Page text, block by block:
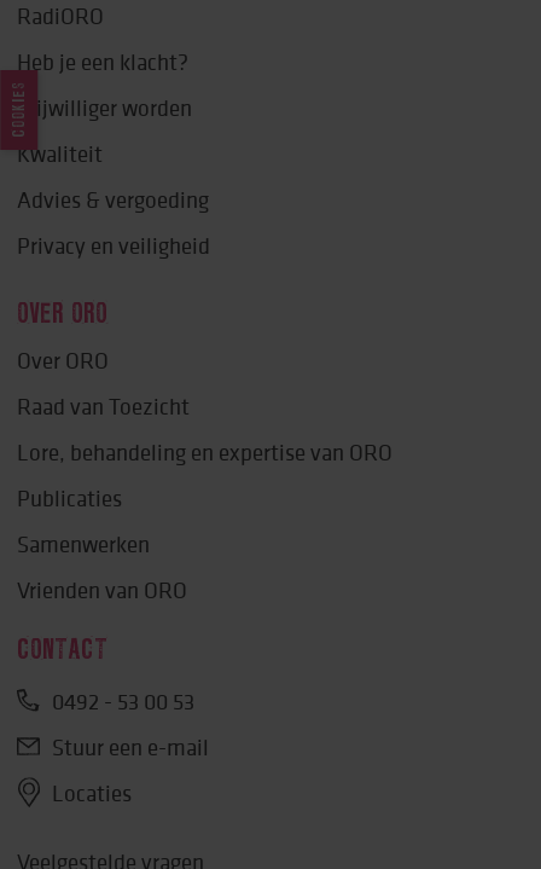
RadiORO
Heb je een klacht?
Vrijwilliger worden
Kwaliteit
Advies & vergoeding
Privacy en veiligheid
OVER ORO
Over ORO
Raad van Toezicht
Lore, behandeling en expertise van ORO
Publicaties
Samenwerken
Vrienden van ORO
CONTACT
0492 - 53 00 53
Stuur een e-mail
Locaties
Veelgestelde vragen
COOKIES